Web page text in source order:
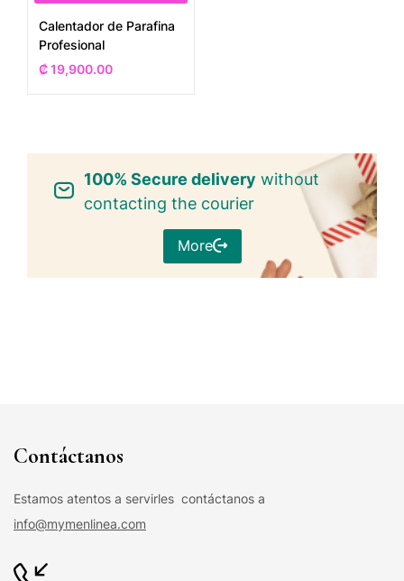
Calentador de Parafina
Profesional
₡19,900.00
100% Secure delivery without
contacting the courier
More
Contáctanos
Estamos atentos a servirles contáctanos a
info@mymenlinea.com